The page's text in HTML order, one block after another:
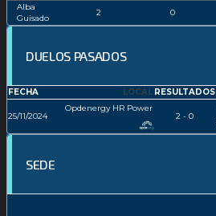
Alba
Guisado
2 0
DUELOS PASADOS
FECHA LOCAL RESULTADOS
25/11/2024
Opdenergy HR Power
2 - 0
SEDE